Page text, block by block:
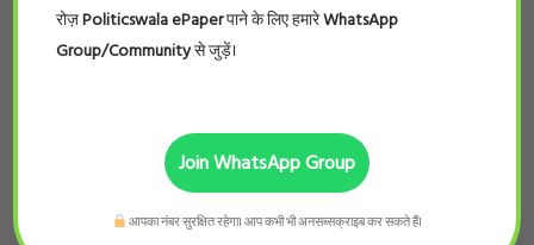
ही गई। इंडियन नर्सिंग काउंसिलके...
स्वीकृति पत्र मिलने के दो साल बाद भी नहीं मिला
लोन !
POLITICSWALA/MAY 27, 2024
हरीश मिश्र (वरिष्ठ पत्रकार ) यह सच है कि
रोज़Politicswala ePaperपाने के लिए हमारेWhatsApp
Group/Communityसे जुड़ें।
Join WhatsApp Group
आपका नंबर सुरक्षित रहेगा। आप कभी भी अनसब्सक्राइब कर सकते हैं।